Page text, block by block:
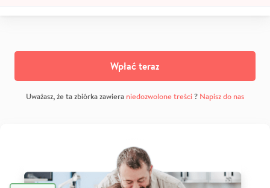
Wpłać teraz
Uważasz, że ta zbiórka zawiera niedozwolone treści? Napisz do nas